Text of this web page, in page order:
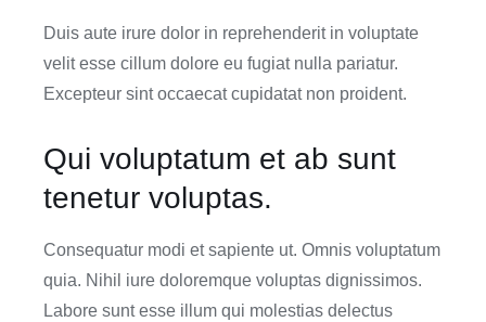
Duis aute irure dolor in reprehenderit in voluptate
velit esse cillum dolore eu fugiat nulla pariatur.
Excepteur sint occaecat cupidatat non proident.
Qui voluptatum et ab sunt
tenetur voluptas.
Consequatur modi et sapiente ut. Omnis voluptatum
quia. Nihil iure doloremque voluptas dignissimos.
Labore sunt esse illum qui molestias delectus